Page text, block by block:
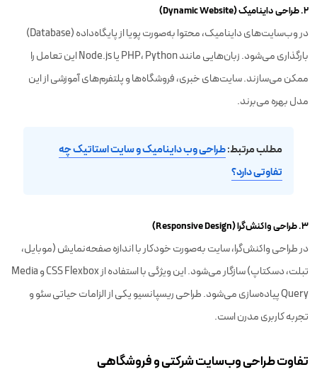
۲. طراحی داینامیک (Dynamic Website)
در وب‌سایت‌های داینامیک، محتوا به‌صورت پویا از پایگاه‌داده (Database)
بارگذاری می‌شود. زبان‌هایی مانند PHP، Python یا Node.js این تعامل را
ممکن می‌سازند. سایت‌های خبری، فروشگاه‌ها و پلتفرم‌های آموزشی از این
مدل بهره می‌برند.
مطلب مرتبط:طراحی وب داینامیک و سایت استاتیک چه
تفاوتی دارد؟
۳. طراحی واکنش‌گرا (Responsive Design)
در طراحی واکنش‌گرا، سایت به‌صورت خودکار با اندازه صفحه‌نمایش (موبایل،
تبلت، دسکتاپ) سازگار می‌شود. این ویژگی با استفاده از CSS Flexbox و Media
Query پیاده‌سازی می‌شود. طراحی ریسپانسیو یکی از الزامات حیاتی سئو و
تجربه کاربری مدرن است.
تفاوت طراحی وب‌سایت شرکتی و فروشگاهی